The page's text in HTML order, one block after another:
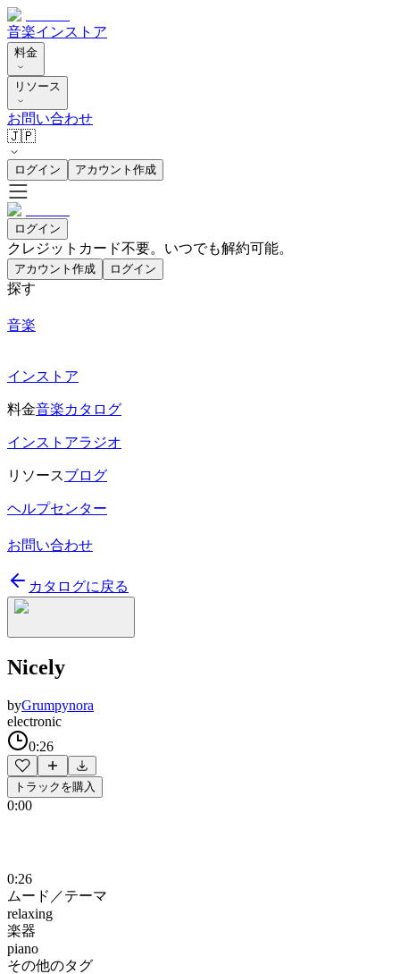
音楽インストア
料金
リソース
お問い合わせ
🇯🇵
ログイン アカウント作成
ログイン
クレジットカード不要。いつでも解約可能。
アカウント作成 ログイン
探す
音楽
インストア
料金音楽カタログ
インストアラジオ
リソースブログ
ヘルプセンター
お問い合わせ
カタログに戻る
Nicely
byGrumpynora
electronic
0:26
トラックを購入
0:00
0:26
ムード／テーマ
relaxing
楽器
piano
その他のタグ